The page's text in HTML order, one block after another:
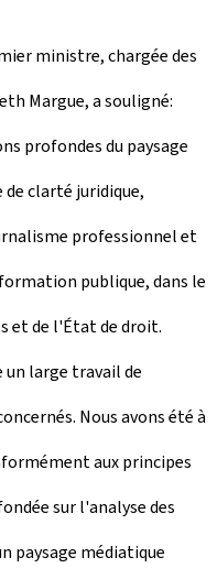
ministre, chargée des
Margue, a souligné:
profondes du paysage
clarté juridique,
professionnel et
publique, dans le
et de l'État de droit.
large travail de
Nous avons été à
aux principes
sur l'analyse des
paysage médiatique